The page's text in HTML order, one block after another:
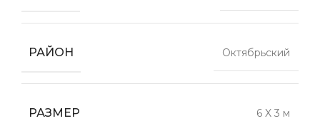
РАЙОН Октябрьский
РАЗМЕР 6 X 3 м